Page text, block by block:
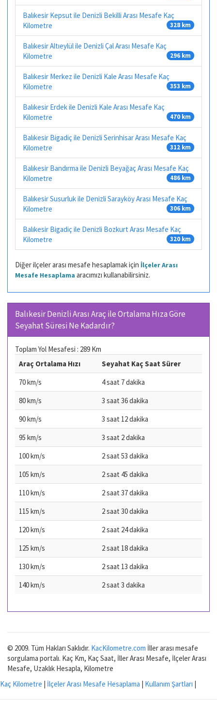
Balıkesir Kepsut ile Denizli Bekilli Arası Mesafe Kaç
Kilometre
328 km
Balıkesir Altıeylül ile Denizli Çal Arası Mesafe Kaç
Kilometre
296 km
Balıkesir Merkez ile Denizli Kale Arası Mesafe Kaç
Kilometre
353 km
Balıkesir Erdek ile Denizli Kale Arası Mesafe Kaç
Kilometre
470 km
Balıkesir Bigadiç ile Denizli Serinhisar Arası Mesafe Kaç
Kilometre
312 km
Balıkesir Bandırma ile Denizli Beyağaç Arası Mesafe Kaç
Kilometre
486 km
Balıkesir Susurluk ile Denizli Sarayköy Arası Mesafe Kaç
Kilometre
306 km
Balıkesir Bigadiç ile Denizli Bozkurt Arası Mesafe Kaç
Kilometre
320 km
Diğer ilçeler arası mesafe hesaplamak için İlçeler Arası
Mesafe Hesaplama aracımızı kullanabilirsiniz.
Balıkesir Denizli Arası Araç ile Ortalama Hıza Göre
Seyahat Süresi Ne Kadardır?
Toplam Yol Mesafesi : 289 Km
Araç Ortalama Hızı
Seyahat Kaç Saat Sürer
70 km/s
4 saat 7 dakika
80 km/s
3 saat 36 dakika
90 km/s
3 saat 12 dakika
95 km/s
3 saat 2 dakika
100 km/s
2 saat 53 dakika
105 km/s
2 saat 45 dakika
110 km/s
2 saat 37 dakika
115 km/s
2 saat 30 dakika
120 km/s
2 saat 24 dakika
125 km/s
2 saat 18 dakika
130 km/s
2 saat 13 dakika
140 km/s
2 saat 3 dakika
© 2009. Tüm Hakları Saklıdır. KacKilometre.com İller arası mesafe
sorgulama portalı. Kaç Km, Kaç Saat, İller Arası Mesafe, İlçeler Arası
Mesafe, Uzaklık Hesapla, Kilometre
Kaç Kilometre | İlçeler Arası Mesafe Hesaplama | Kullanım Şartları |